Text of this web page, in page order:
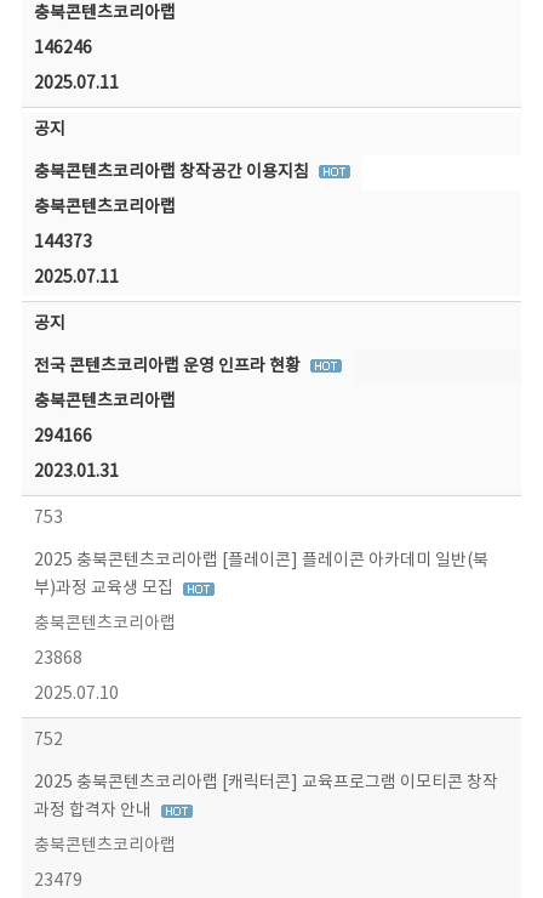
충북콘텐츠코리아랩
146246
2025.07.11
공지
충북콘텐츠코리아랩 창작공간 이용지침
충북콘텐츠코리아랩
144373
2025.07.11
공지
전국 콘텐츠코리아랩 운영 인프라 현황
충북콘텐츠코리아랩
294166
2023.01.31
753
2025 충북콘텐츠코리아랩 [플레이콘] 플레이콘 아카데미 일반(북
부)과정 교육생 모집
충북콘텐츠코리아랩
23868
2025.07.10
752
2025 충북콘텐츠코리아랩 [캐릭터콘] 교육프로그램 이모티콘 창작
과정 합격자 안내
충북콘텐츠코리아랩
23479